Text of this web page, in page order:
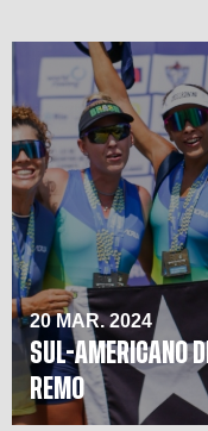
20 MAR. 2024
SUL-AMERICANO
REMO